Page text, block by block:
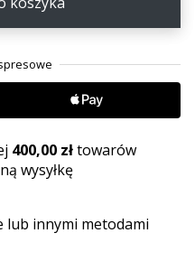
400,00 złtowarów
wysyłkę
lub innymi metodami